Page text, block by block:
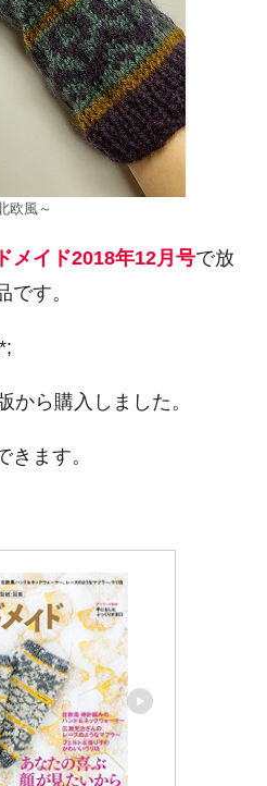
欧風～
メイド2018年12月号で放
す。
から購入しました。
ます。